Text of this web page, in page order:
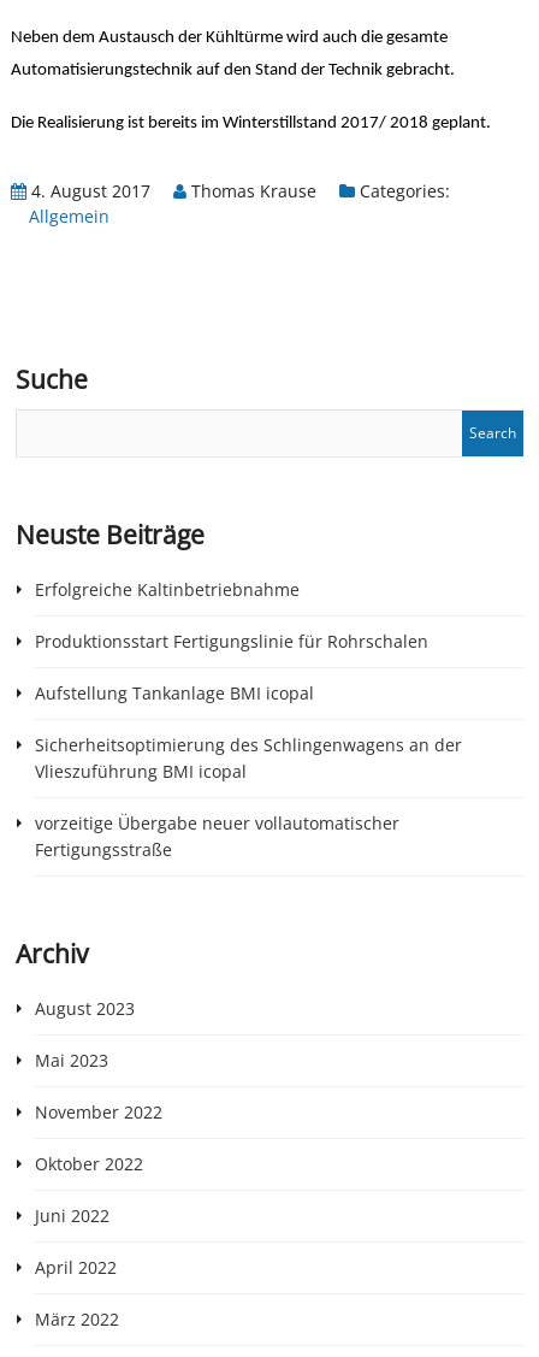
Neben dem Austausch der Kühltürme wird auch die gesamte
Automatisierungstechnik auf den Stand der Technik gebracht.
Die Realisierung ist bereits im Winterstillstand 2017/ 2018 geplant.
4. August 2017 Thomas Krause
Categories:
Allgemein
Suche
Neuste Beiträge
Erfolgreiche Kaltinbetriebnahme
Produktionsstart Fertigungslinie für Rohrschalen
Aufstellung Tankanlage BMI icopal
Sicherheitsoptimierung des Schlingenwagens an der
Vlieszuführung BMI icopal
vorzeitige Übergabe neuer vollautomatischer
Fertigungsstraße
Archiv
August 2023
Mai 2023
November 2022
Oktober 2022
Juni 2022
April 2022
März 2022